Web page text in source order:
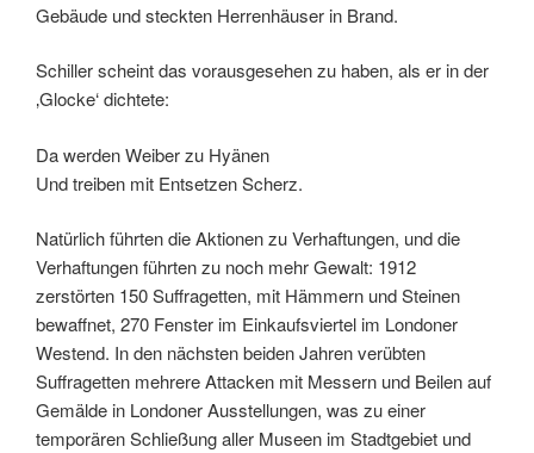
Gebäude und steckten Herrenhäuser in Brand.
Schiller scheint das vorausgesehen zu haben, als er in der
‚Glocke‘ dichtete:
Da werden Weiber zu Hyänen
Und treiben mit Entsetzen Scherz.
Natürlich führten die Aktionen zu Verhaftungen, und die
Verhaftungen führten zu noch mehr Gewalt: 1912
zerstörten 150 Suffragetten, mit Hämmern und Steinen
bewaffnet, 270 Fenster im Einkaufsviertel im Londoner
Westend. In den nächsten beiden Jahren verübten
Suffragetten mehrere Attacken mit Messern und Beilen auf
Gemälde in Londoner Ausstellungen, was zu einer
temporären Schließung aller Museen im Stadtgebiet und